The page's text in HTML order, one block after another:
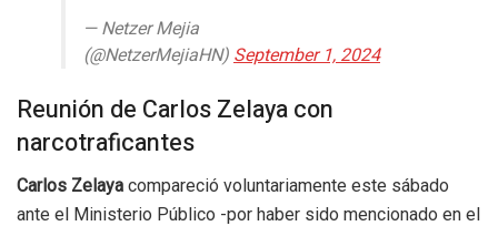
— Netzer Mejia
(@NetzerMejiaHN)September 1, 2024
Reunión de Carlos Zelaya con
narcotraficantes
Carlos Zelaya compareció voluntariamente este sábado
ante el Ministerio Público -por haber sido mencionado en el